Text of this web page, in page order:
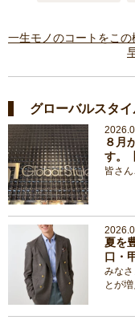
一生モノのコートをこ
グローバルスタ
８月
す。
皆さ
夏を
口・
みな
とが